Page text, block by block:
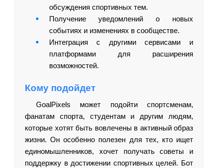
обсуждения спортивных тем.
Получение уведомлений о новых
событиях и изменениях в сообществе.
Интеграция с другими сервисами и
платформами для расширения
возможностей.
Кому подойдет
GoalPixels может подойти спортсменам,
фанатам спорта, студентам и другим людям,
которые хотят быть вовлечены в активный образ
жизни. Он особенно полезен для тех, кто ищет
единомышленников, хочет получать советы и
поддержку в достижении спортивных целей. Бот